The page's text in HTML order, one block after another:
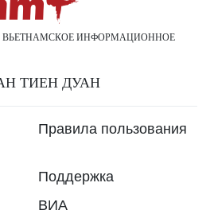
ВЬЕТНАМСКОЕ ИНФОРМАЦИОННОЕ
ТИЕН ДУАН
Правила пользования
Поддержка
ВИА